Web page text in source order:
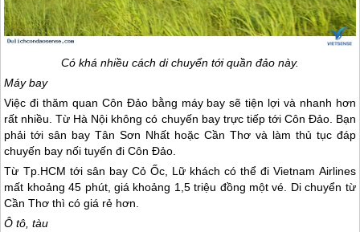
Có khá nhiều cách di chuyển tới quần đảo này.
Máy bay
Việc đi thăm quan Côn Đảobằng máy bay sẽ tiện lợi và nhanh hơn
rất nhiều. Từ Hà Nội không có chuyến bay trực tiếp tới Côn Đảo. Bạn
phải tới sân bay Tân Sơn Nhất hoặc Cần Thơ và làm thủ tục đáp
chuyến bay nối tuyến điCôn Đảo
Từ Tp.HCM tới sân bay Cỏ Ốc, Lữ khách có thể đi Vietnam Airlines
mất khoảng 45 phút, giá khoảng 1,5 triệu đồng một vé. Di chuyển từ
Cần Thơ thì có giá rẻ hơn.
Ô tô, tàu